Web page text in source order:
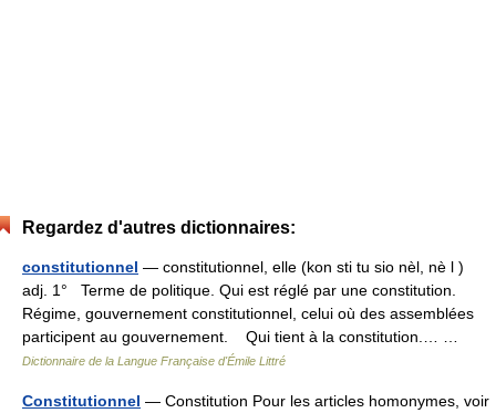
Regardez d'autres dictionnaires:
constitutionnel — constitutionnel, elle (kon sti tu sio nèl, nè l )
adj. 1° Terme de politique. Qui est réglé par une constitution.
Régime, gouvernement constitutionnel, celui où des assemblées
participent au gouvernement. Qui tient à la constitution.… …
Dictionnaire de la Langue Française d'Émile Littré
Constitutionnel — Constitution Pour les articles homonymes, voir